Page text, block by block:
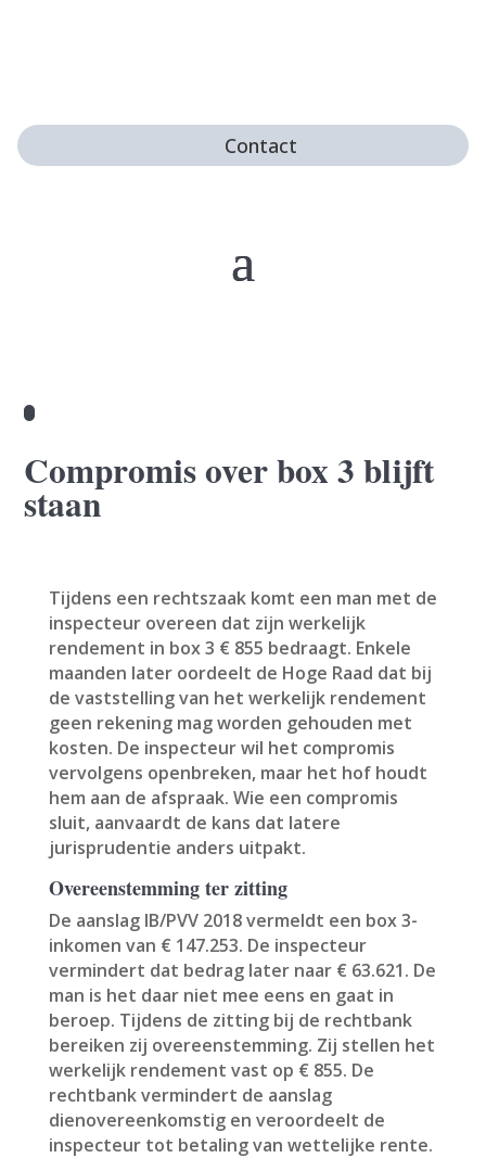
Contact
Compromis over box 3 blijft
staan
Tijdens een rechtszaak komt een man met de
inspecteur overeen dat zijn werkelijk
rendement in box 3 € 855 bedraagt. Enkele
maanden later oordeelt de Hoge Raad dat bij
de vaststelling van het werkelijk rendement
geen rekening mag worden gehouden met
kosten. De inspecteur wil het compromis
vervolgens openbreken, maar het hof houdt
hem aan de afspraak. Wie een compromis
sluit, aanvaardt de kans dat latere
jurisprudentie anders uitpakt.
Overeenstemming ter zitting
De aanslag IB/PVV 2018 vermeldt een box 3-
inkomen van € 147.253. De inspecteur
vermindert dat bedrag later naar € 63.621. De
man is het daar niet mee eens en gaat in
beroep. Tijdens de zitting bij de rechtbank
bereiken zij overeenstemming. Zij stellen het
werkelijk rendement vast op € 855. De
rechtbank vermindert de aanslag
dienovereenkomstig en veroordeelt de
inspecteur tot betaling van wettelijke rente.